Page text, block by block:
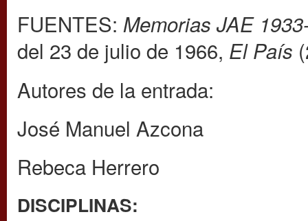
FUENTES: Memorias JAE
del 23 de julio de 1966, El País
Autores de la entrada:
José Manuel Azcona
Rebeca Herrero
DISCIPLINAS: